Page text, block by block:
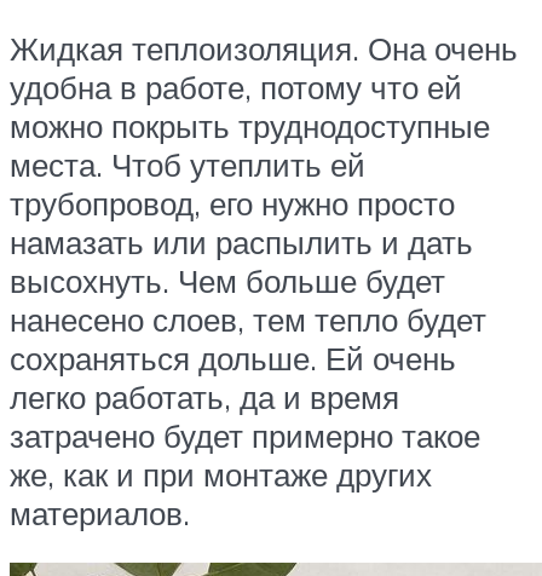
Жидкая теплоизоляция. Она очень
удобна в работе, потому что ей
можно покрыть труднодоступные
места. Чтоб утеплить ей
трубопровод, его нужно просто
намазать или распылить и дать
высохнуть. Чем больше будет
нанесено слоев, тем тепло будет
сохраняться дольше. Ей очень
легко работать, да и время
затрачено будет примерно такое
же, как и при монтаже других
материалов.